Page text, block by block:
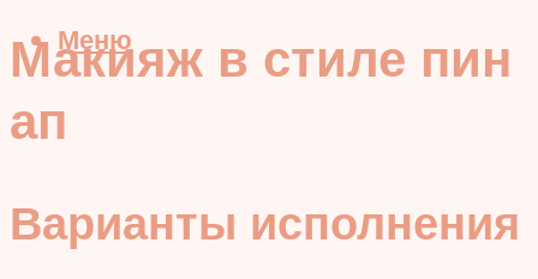
Меню
Макияж в стиле пин
ап
Варианты исполнения